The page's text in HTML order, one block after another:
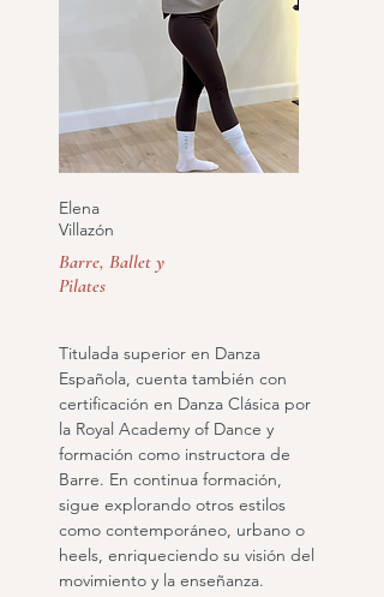
Elena
Villazón
Barre, Ballet y
Pilates
Titulada superior en Danza
Española, cuenta también con
certificación en Danza Clásica por
la Royal Academy of Dance y
formación como instructora de
Barre. En continua formación,
sigue explorando otros estilos
como contemporáneo, urbano o
heels, enriqueciendo su visión del
movimiento y la enseñanza.